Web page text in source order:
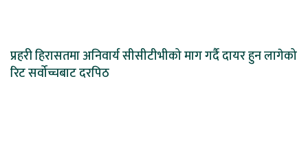
प्रहरी हिरासतमा अनिवार्य सीसीटीभीको माग गर्दै दायर हुन लागेको
रिट सर्वोच्चबाट दरपिठ